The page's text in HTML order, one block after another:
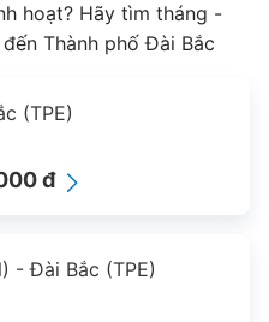
hoạt? Hãy tìm tháng -
Thành phố Đài Bắc
(TPE)
đ
- Đài Bắc (TPE)